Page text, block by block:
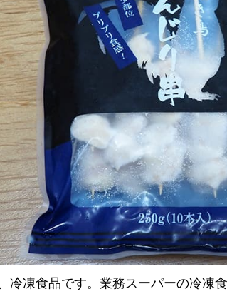
冷凍食品です。業務スーパーの冷凍